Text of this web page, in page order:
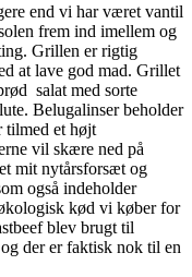
end vi har været vantil
frem ind imellem og
Grillen er rigtig
at lave god mad. Grillet
salat med sorte
Belugalinser beholder
tilmed et højt
vil skære ned på
mit nytårsforsæt og
også indeholder
kød vi køber for
blev brugt til
der er faktisk nok til en